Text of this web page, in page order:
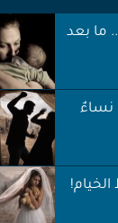
ما بعد
نساءٌ